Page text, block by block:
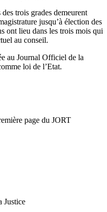
trois grades demeurent
jusqu’à élection des
ont lieu dans les trois mois qui
au conseil.
au Journal Officiel de la
loi de l’Etat.
page du JORT
Justice